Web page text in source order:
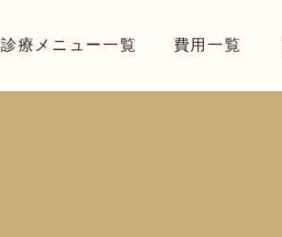
診療メニュー一覧 費用一覧